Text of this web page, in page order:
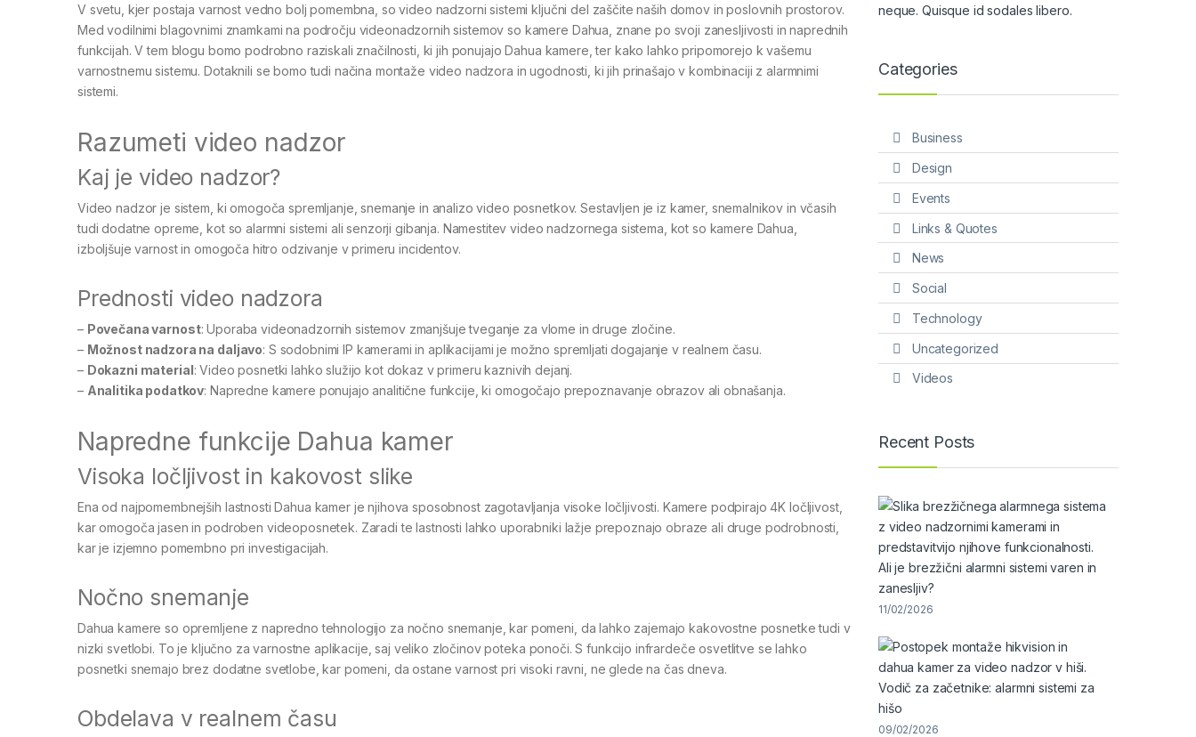
V svetu, kjer postaja varnost vedno bolj pomembna, so video nadzorni sistemi ključni del zaščite naših domov in poslovnih prostorov.
Med vodilnimi blagovnimi znamkami na področju videonadzornih sistemov so kamere Dahua, znane po svoji zanesljivosti in naprednih
funkcijah. V tem blogu bomo podrobno raziskali značilnosti, ki jih ponujajo Dahua kamere, ter kako lahko pripomorejo k vašemu
varnostnemu sistemu. Dotaknili se bomo tudi načina montaže video nadzora in ugodnosti, ki jih prinašajo v kombinaciji z alarmnimi
sistemi.
Razumeti video nadzor
Kaj je video nadzor?
Video nadzor je sistem, ki omogoča spremljanje, snemanje in analizo video posnetkov. Sestavljen je iz kamer, snemalnikov in včasih
tudi dodatne opreme, kot so alarmni sistemi ali senzorji gibanja. Namestitev video nadzornega sistema, kot so kamere Dahua,
izboljšuje varnost in omogoča hitro odzivanje v primeru incidentov.
Prednosti video nadzora
– Povečana varnost: Uporaba videonadzornih sistemov zmanjšuje tveganje za vlome in druge zločine.
– Možnost nadzora na daljavo: S sodobnimi IP kamerami in aplikacijami je možno spremljati dogajanje v realnem času.
– Dokazni material: Video posnetki lahko služijo kot dokaz v primeru kaznivih dejanj.
– Analitika podatkov: Napredne kamere ponujajo analitične funkcije, ki omogočajo prepoznavanje obrazov ali obnašanja.
Napredne funkcije Dahua kamer
Visoka ločljivost in kakovost slike
Ena od najpomembnejših lastnosti Dahua kamer je njihova sposobnost zagotavljanja visoke ločljivosti. Kamere podpirajo 4K ločljivost,
kar omogoča jasen in podroben videoposnetek. Zaradi te lastnosti lahko uporabniki lažje prepoznajo obraze ali druge podrobnosti,
kar je izjemno pomembno pri investigacijah.
Nočno snemanje
Dahua kamere so opremljene z napredno tehnologijo za nočno snemanje, kar pomeni, da lahko zajemajo kakovostne posnetke tudi v
nizki svetlobi. To je ključno za varnostne aplikacije, saj veliko zločinov poteka ponoči. S funkcijo infrardeče osvetlitve se lahko
posnetki snemajo brez dodatne svetlobe, kar pomeni, da ostane varnost pri visoki ravni, ne glede na čas dneva.
Obdelava v realnem času
neque. Quisque id sodales libero.
Categories
Business
Design
Events
Links & Quotes
News
Social
Technology
Uncategorized
Videos
Recent Posts
Ali je brezžični alarmni sistemi varen in
zanesljiv?
11/02/2026
Vodič za začetnike: alarmni sistemi za
hišo
09/02/2026